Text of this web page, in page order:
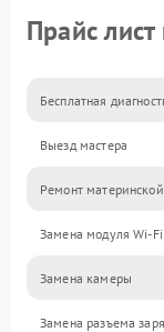
Прайс
Бесплатная
Выезд мастера
Ремонт
Замена модуля Wi-Fi
Замена камеры
Замена разъема